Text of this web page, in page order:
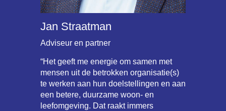
Jan Straatman
Adviseur en partner
“Het geeft me energie om samen met
mensen uit de betrokken organisatie(s)
te werken aan hun doelstellingen en aan
een betere, duurzame woon- en
leefomgeving. Dat raakt immers